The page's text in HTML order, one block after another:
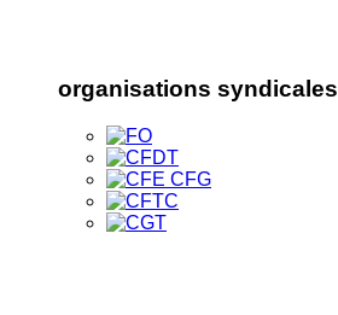
organisations syndicales